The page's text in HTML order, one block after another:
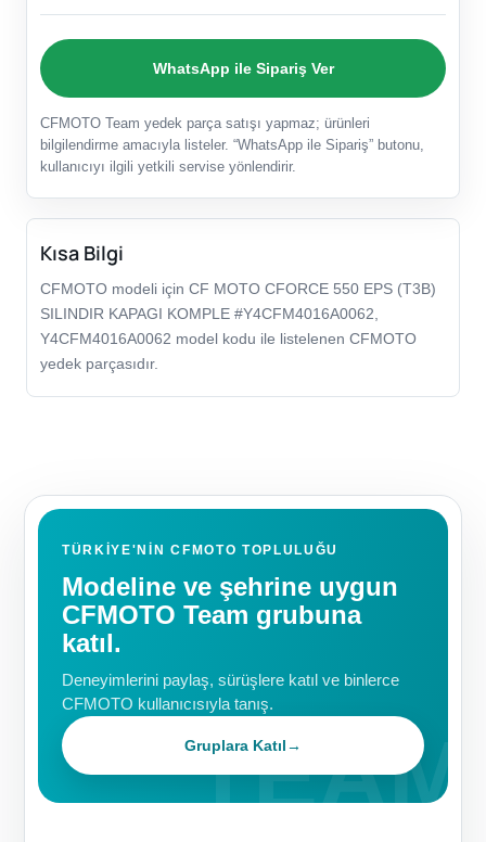
WhatsApp ile Sipariş Ver
CFMOTO Team yedek parça satışı yapmaz; ürünleri
bilgilendirme amacıyla listeler. “WhatsApp ile Sipariş” butonu,
kullanıcıyı ilgili yetkili servise yönlendirir.
Kısa Bilgi
CFMOTO modeli için CF MOTO CFORCE 550 EPS (T3B)
SILINDIR KAPAGI KOMPLE #Y4CFM4016A0062,
Y4CFM4016A0062 model kodu ile listelenen CFMOTO
yedek parçasıdır.
TÜRKIYE'NIN CFMOTO TOPLULUĞU
Modeline ve şehrine uygun
CFMOTO Team grubuna
katıl.
Deneyimlerini paylaş, sürüşlere katıl ve binlerce
CFMOTO kullanıcısıyla tanış.
Gruplara Katıl→